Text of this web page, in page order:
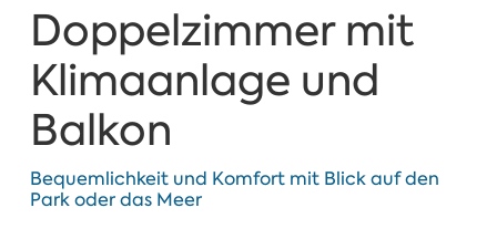
Doppelzimmer mit
Klimaanlage und
Balkon
Bequemlichkeit und Komfort mit Blick auf den
Park oder das Meer